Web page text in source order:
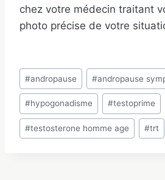
chez votre médecin traitant
photo précise de votre
Étiquettes
de
la
publication :
#andropause #andropause
#hypogonadisme #testoprime
#testosterone homme age #trt